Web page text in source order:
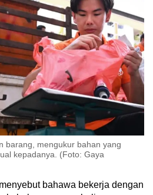
barang, mengukur bahan yang
kepadanya. (Foto: Gaya
bahawa bekerja dengan